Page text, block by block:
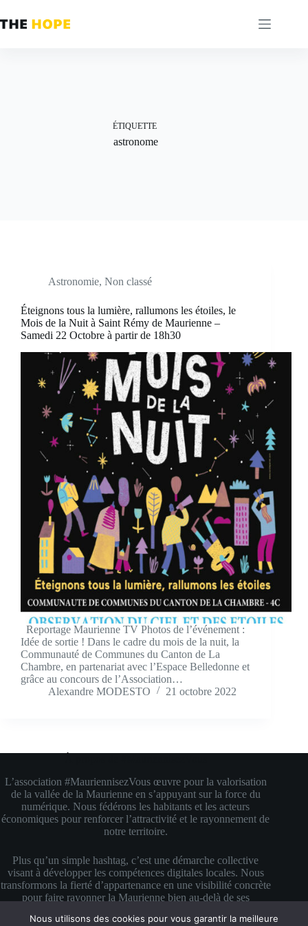
au
contenu
ÉTIQUETTE
astronome
Astronomie, Non classé
Éteignons tous la lumière, rallumons les étoiles, le
Mois de la Nuit à Saint Rémy de Maurienne –
Samedi 22 Octobre à partir de 18h30
Reportage Maurienne TV Photos de l’événement :
Idée de sortie ! Dans le cadre du mois de la nuit, la
Communauté de Communes du Canton de La
Chambre, en partenariat avec l’Espace Belledonne et
grâce au concours de l’Association…
Alexandre MODESTO
21 octobre 2022
L’association #MauriennisezVous œuvre pour la valorisation
de la vallée de la Maurienne en s’appuyant sur la force du
numérique. Nous fédérons les habitants et les acteurs
économiques pour renforcer l’attractivité et le rayonnement de
notre territoire.
Plus qu’un simple hashtag, c’est une démarche collective
visant à développer les compétences digitales locales. Nous
transformons la fierté d’appartenance en une visibilité concrète
pour faire rayonner la Maurienne bien au-delà de ses
Copyright © 2026 #MauriennisezVous — Propulsé avec
Nous utilisons des cookies pour vous garantir la meilleure